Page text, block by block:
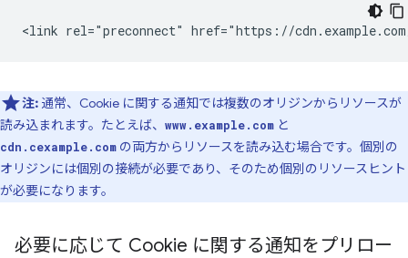
注: 通常、Cookie に関する通知では複数のオリジンからリソースが
読み込まれます。たとえば、 www.example.com と
cdn.cexample.com の両方からリソースを読み込む場合です。個別の
オリジンには個別の接続が必要であり、そのため個別のリソースヒント
が必要になります。
必要に応じて Cookie に関する通知をプリロー